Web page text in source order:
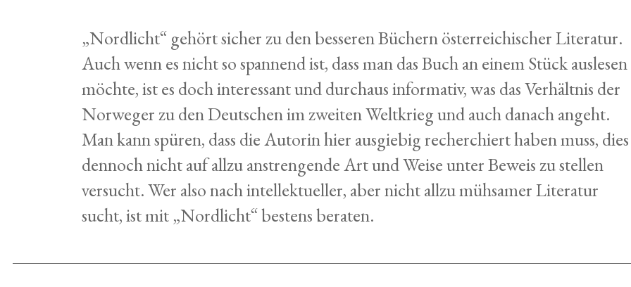
„Nordlicht“ gehört sicher zu den besseren Büchern österreichischer Literatur.
Auch wenn es nicht so spannend ist, dass man das Buch an einem Stück auslesen
möchte, ist es doch interessant und durchaus informativ, was das Verhältnis der
Norweger zu den Deutschen im zweiten Weltkrieg und auch danach angeht.
Man kann spüren, dass die Autorin hier ausgiebig recherchiert haben muss, dies
dennoch nicht auf allzu anstrengende Art und Weise unter Beweis zu stellen
versucht. Wer also nach intellektueller, aber nicht allzu mühsamer Literatur
sucht, ist mit „Nordlicht“ bestens beraten.